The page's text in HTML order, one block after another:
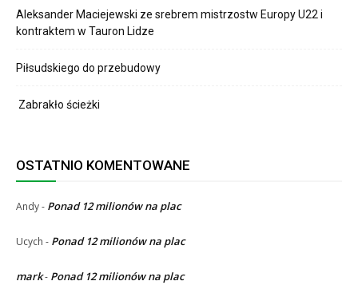
Aleksander Maciejewski ze srebrem mistrzostw Europy U22 i
kontraktem w Tauron Lidze
Piłsudskiego do przebudowy
Zabrakło ścieżki
OSTATNIO KOMENTOWANE
Andy- Ponad 12 milionów na plac
Ucych - Ponad 12 milionów na plac
mark- Ponad 12 milionów na plac